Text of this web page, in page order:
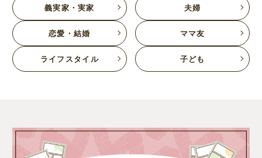
義実家・実家 夫婦
恋愛・結婚 ママ友
ライフスタイル 子ども